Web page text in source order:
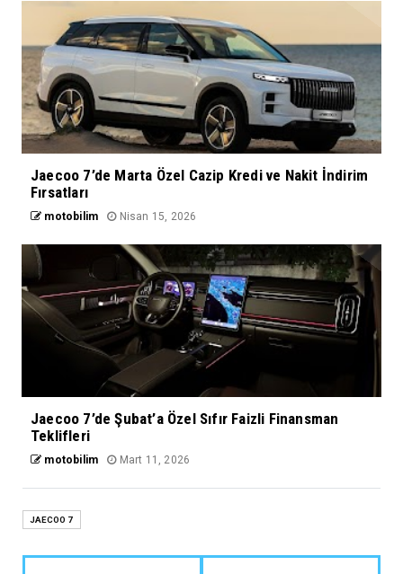
Jaecoo 7’de Marta Özel Cazip Kredi ve Nakit İndirim
Fırsatları
motobilim Nisan 15, 2026
Jaecoo 7’de Şubat’a Özel Sıfır Faizli Finansman
Teklifleri
motobilim Mart 11, 2026
JAECOO 7